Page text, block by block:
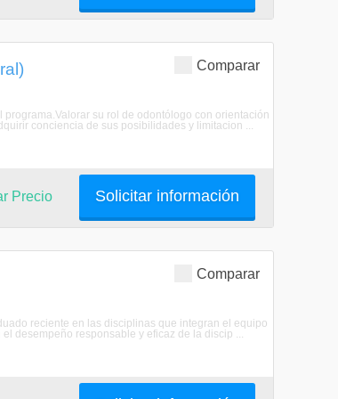
Comparar
su rol de odontólogo con orientación
conciencia de sus posibilidades y limitacion ...
Solicitar información
Precio
Comparar
reciente en las disciplinas que integran el equipo
desempeño responsable y eficaz de la discip ...